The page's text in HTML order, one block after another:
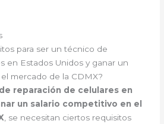
para ser un técnico de
en Estados Unidos y ganar un
mercado de la CDMX?
reparación de celulares en
un salario competitivo en el
, se necesitan ciertos requisitos